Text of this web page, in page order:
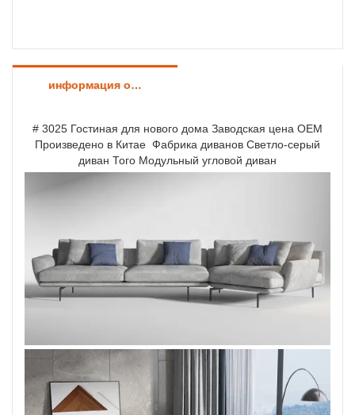
информация о продукте
# 3025 Гостиная для нового дома Заводская цена OEM
Произведено в Китае Фабрика диванов Светло-серый
диван Того Модульный угловой диван